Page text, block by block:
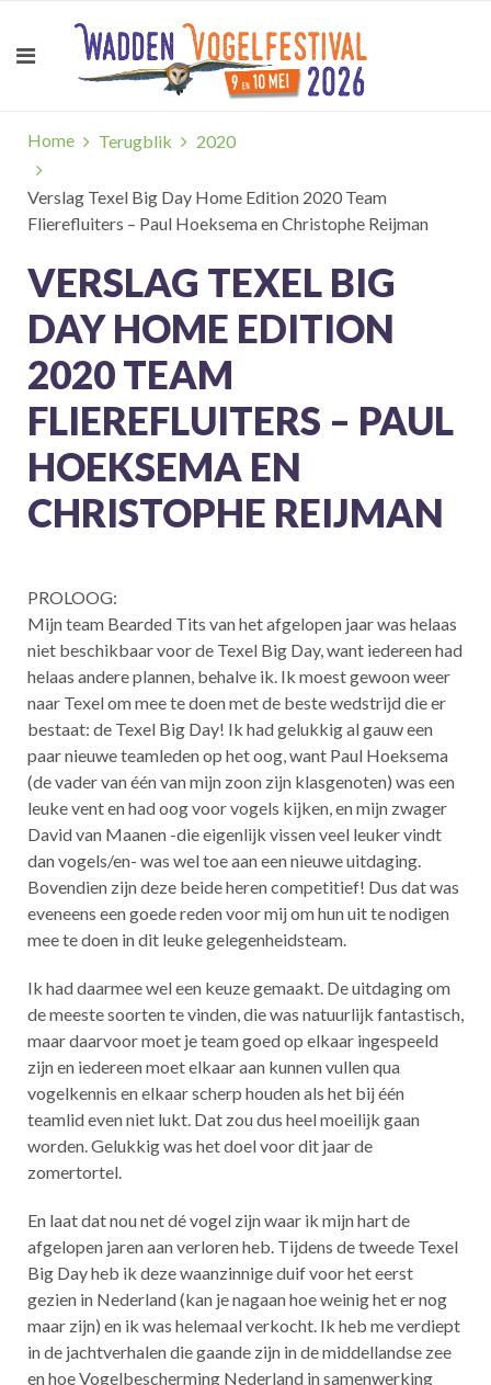
Home Terugblik 2020
Verslag Texel Big Day Home Edition 2020 Team
Flierefluiters – Paul Hoeksema en Christophe Reijman
VERSLAG TEXEL BIG
DAY HOME EDITION
2020 TEAM
FLIEREFLUITERS – PAUL
HOEKSEMA EN
CHRISTOPHE REIJMAN
PROLOOG:
Mijn team Bearded Tits van het afgelopen jaar was helaas
niet beschikbaar voor de Texel Big Day, want iedereen had
helaas andere plannen, behalve ik. Ik moest gewoon weer
naar Texel om mee te doen met de beste wedstrijd die er
bestaat: de Texel Big Day! Ik had gelukkig al gauw een
paar nieuwe teamleden op het oog, want Paul Hoeksema
(de vader van één van mijn zoon zijn klasgenoten) was een
leuke vent en had oog voor vogels kijken, en mijn zwager
David van Maanen -die eigenlijk vissen veel leuker vindt
dan vogels/en- was wel toe aan een nieuwe uitdaging.
Bovendien zijn deze beide heren competitief! Dus dat was
eveneens een goede reden voor mij om hun uit te nodigen
mee te doen in dit leuke gelegenheidsteam.
Ik had daarmee wel een keuze gemaakt. De uitdaging om
de meeste soorten te vinden, die was natuurlijk fantastisch,
maar daarvoor moet je team goed op elkaar ingespeeld
zijn en iedereen moet elkaar aan kunnen vullen qua
vogelkennis en elkaar scherp houden als het bij één
teamlid even niet lukt. Dat zou dus heel moeilijk gaan
worden. Gelukkig was het doel voor dit jaar de
zomertortel.
En laat dat nou net dé vogel zijn waar ik mijn hart de
afgelopen jaren aan verloren heb. Tijdens de tweede Texel
Big Day heb ik deze waanzinnige duif voor het eerst
gezien in Nederland (kan je nagaan hoe weinig het er nog
maar zijn) en ik was helemaal verkocht. Ik heb me verdiept
in de jachtverhalen die gaande zijn in de middellandse zee
en hoe Vogelbescherming Nederland in samenwerking